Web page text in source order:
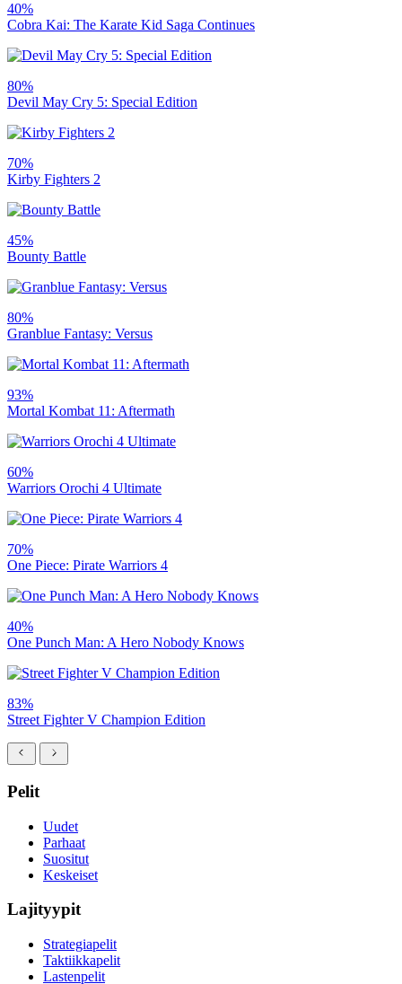
40%
Cobra Kai: The Karate Kid Saga Continues
80%
Devil May Cry 5: Special Edition
70%
Kirby Fighters 2
45%
Bounty Battle
80%
Granblue Fantasy: Versus
93%
Mortal Kombat 11: Aftermath
60%
Warriors Orochi 4 Ultimate
70%
One Piece: Pirate Warriors 4
40%
One Punch Man: A Hero Nobody Knows
83%
Street Fighter V Champion Edition
Pelit
Uudet
Parhaat
Suositut
Keskeiset
Lajityypit
Strategiapelit
Taktiikkapelit
Lastenpelit